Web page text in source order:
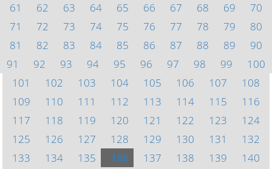
61
62 63 64 65 66 67 68 69
70
71
72 73 74 75 76 77 78 79
80
81
82 83 84 85 86 87 88 89
90
91
92 93 94 95 96 97 98 99
100
101
102 103 104 105 106 107
108
109
110 111 112 113 114 115
116
117
118 119 120 121 122 123
124
125
126 127 128 129 130 131
132
133
134 135 136 137 138 139
140